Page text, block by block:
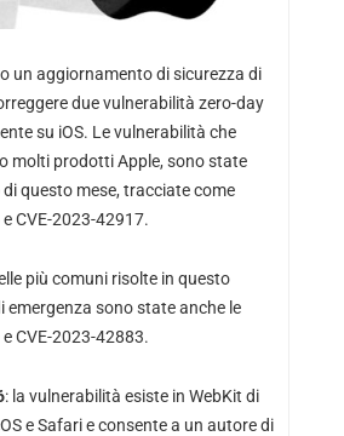
un aggiornamento di sicurezza di
due vulnerabilità zero-day
su iOS. Le vulnerabilità che
molti prodotti Apple, sono state
di questo mese, tracciate come
CVE-2023-42917.
più comuni risolte in questo
emergenza sono state anche le
CVE-2023-42883.
: la vulnerabilità esiste in WebKit di
e Safari e consente a un autore di